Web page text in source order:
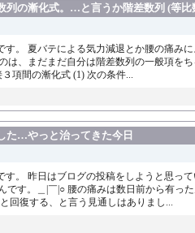
列の漸化式。…と言うか階差数列 (等比
す。 夏バテによる気力減退とか腰の痛
は、まだまだ自分は階差数列の一般項を
項間の漸化式 (1) 次の条件...
た…やっと治ってきた今日
す。 昨日はブログの投稿をしようと思っ
です。＿|￣|○ 腰の痛みは数日前から有っ
回復する、と言う見通しはありまし...